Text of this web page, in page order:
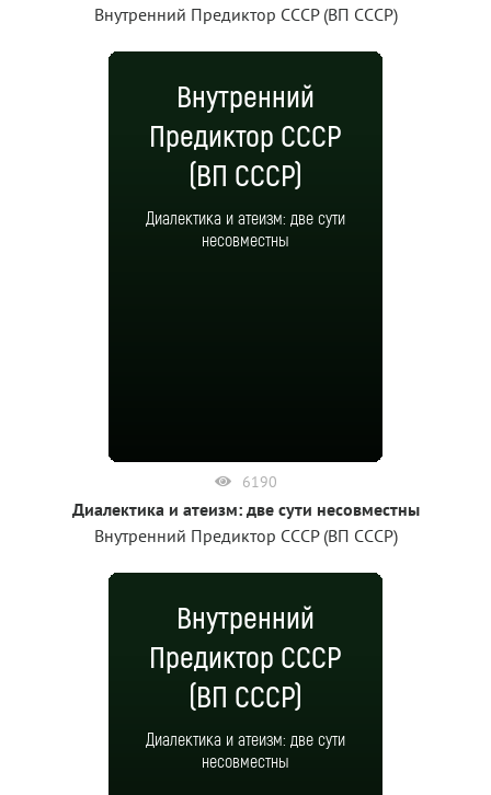
Внутренний Предиктор СССР (ВП СССР)
Внутренний
Предиктор СССР
(ВП СССР)
Диалектика и атеизм: две сути
несовместны
6190
Диалектика и атеизм: две сути несовместны
Внутренний Предиктор СССР (ВП СССР)
Внутренний
Предиктор СССР
(ВП СССР)
Диалектика и атеизм: две сути
несовместны